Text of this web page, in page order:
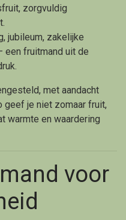
zorgvuldig
jubileum, zakelijke
een fruitmand uit de
met aandacht
geef je niet zomaar fruit,
warmte en waardering
voor